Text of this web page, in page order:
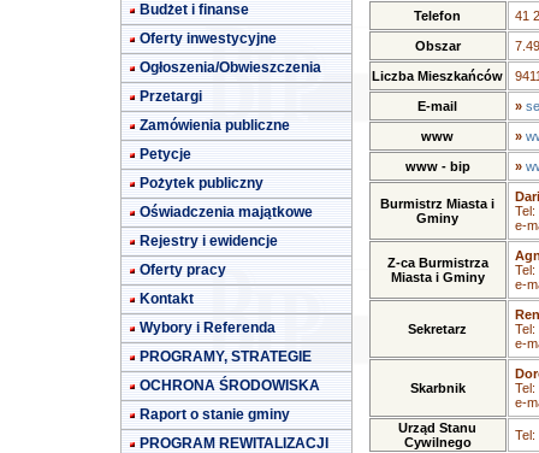
Budżet i finanse
Oferty inwestycyjne
Ogłoszenia/Obwieszczenia
Przetargi
Zamówienia publiczne
Petycje
Pożytek publiczny
Oświadczenia majątkowe
Rejestry i ewidencje
Oferty pracy
Kontakt
Wybory i Referenda
PROGRAMY, STRATEGIE
OCHRONA ŚRODOWISKA
Raport o stanie gminy
PROGRAM REWITALIZACJI
Telefon 41
Obszar
Liczba Mieszkańców
E-mail »
www »
www - bip »
Burmistrz Miasta i
Gminy
Tel:
e-
Z-ca Burmistrza
Miasta i Gminy
Tel:
e-
Sekretarz
Tel:
e-
Skarbnik
Tel:
e-
Urząd Stanu
Cywilnego
Tel: